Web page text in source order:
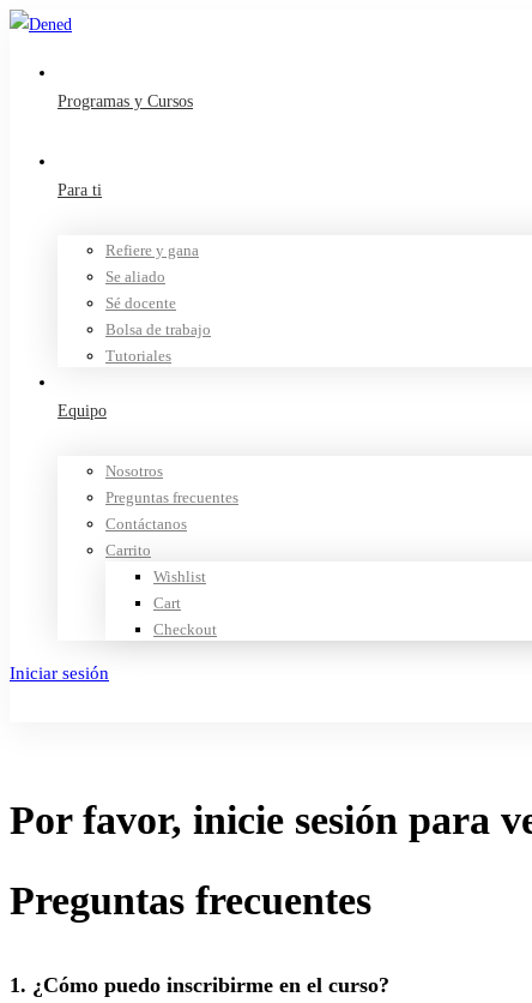
Programas y Cursos
Para ti
Refiere y gana
Se aliado
Sé docente
Bolsa de trabajo
Tutoriales
Equipo
Nosotros
Preguntas frecuentes
Contáctanos
Carrito
Wishlist
Cart
Checkout
Iniciar sesión
Por favor, inicie sesión para
Preguntas frecuentes
1. ¿Cómo puedo inscribirme en el curso?